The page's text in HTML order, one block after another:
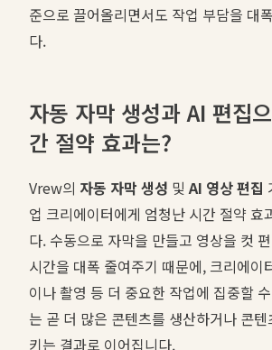
준으로 끌어올리면서도 작업 부담을 대
다.
자동 자막 생성과 AI 편집
간 절약 효과는?
Vrew의 자동 자막 생성 및 AI 영상 편집
업 크리에이터에게 엄청난 시간 절약 효
다. 수동으로 자막을 만들고 영상을 컷
시간을 대폭 줄여주기 때문에, 크리에이
이나 촬영 등 더 중요한 작업에 집중할
는 곧 더 많은 콘텐츠를 생산하거나 콘
키는 결과로 이어집니다.